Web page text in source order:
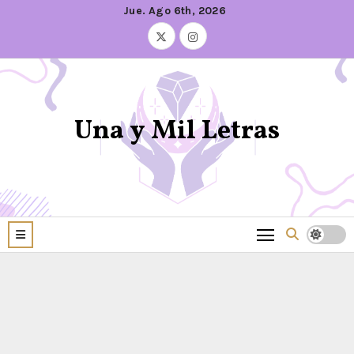
Jue. Ago 6th, 2026
Una y Mil Letras